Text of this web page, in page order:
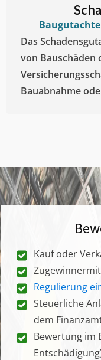
Das
von Bauschäden
Bauabnahme
Kauf oder
Regulierung
Steuerliche
dem
Bewertung im